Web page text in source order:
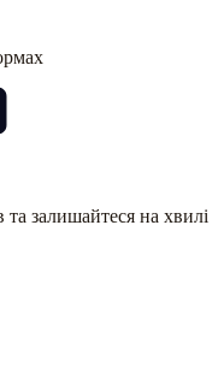
та залишайтеся на хвилі